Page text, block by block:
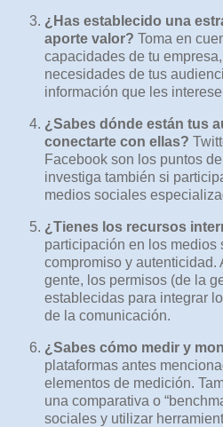
¿Has establecido una
aporte valor? Toma en
capacidades de tu
necesidades de tus
información que les
¿Sabes dónde están tus
conectarte con ellas?
Facebook son los puntos
investiga también si
medios sociales
¿Tienes los recursos
participación en los medios
compromiso y autenticidad.
gente, los permisos (de la
establecidas para integrar
de la comunicación.
¿Sabes cómo medir y
plataformas antes
elementos de medición.
una comparativa o
sociales y utilizar